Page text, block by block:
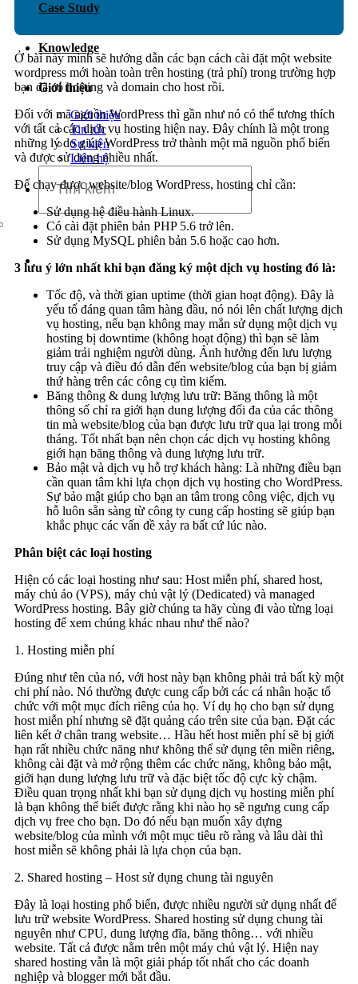
Dịch vụ chăm sóc website
Case Study
Knowledge
Giới thiệu
Giới thiệu
Tin tức
Sự kiện
Liên hệ
Ở bài này mình sẽ hướng dẫn các bạn cách cài đặt một website
wordpress mới hoàn toàn trên hosting (trả phí) trong trường hợp
bạn đã có hosting và domain cho host rồi.
Đối với mã nguồn WordPress thì gần như nó có thể tương thích
với tất cả các dịch vụ hosting hiện nay. Đây chính là một trong
những lý do giúp WordPress trở thành một mã nguồn phổ biến
và được sử dụng nhiều nhất.
Để chạy được website/blog WordPress, hosting chỉ cần:
Sử dụng hệ điều hành Linux.
Có cài đặt phiên bản PHP 5.6 trở lên.
Sử dụng MySQL phiên bản 5.6 hoặc cao hơn.
3 lưu ý lớn nhất khi bạn đăng ký một dịch vụ hosting đó là:
Tốc độ, và thời gian uptime (thời gian hoạt động). Đây là
yếu tố đáng quan tâm hàng đầu, nó nói lên chất lượng dịch
vụ hosting, nếu bạn không may mắn sử dụng một dịch vụ
hosting bị downtime (không hoạt động) thì bạn sẽ làm
giảm trải nghiệm người dùng. Ảnh hưởng đến lưu lượng
truy cập và điều đó dẫn đến website/blog của bạn bị giảm
thứ hàng trên các công cụ tìm kiếm.
Băng thông & dung lượng lưu trữ: Băng thông là một
thông số chỉ ra giới hạn dung lượng đối đa của các thông
tin mà website/blog của bạn được lưu trữ qua lại trong mỗi
tháng. Tốt nhất bạn nên chọn các dịch vụ hosting không
giới hạn băng thông và dung lượng lưu trữ.
Bảo mật và dịch vụ hỗ trợ khách hàng: Là những điều bạn
cần quan tâm khi lựa chọn dịch vụ hosting cho WordPress.
Sự bảo mật giúp cho bạn an tâm trong công việc, dịch vụ
hỗ luôn sẵn sàng từ công ty cung cấp hosting sẽ giúp bạn
khắc phục các vấn đề xảy ra bất cứ lúc nào.
Phân biệt các loại hosting
Hiện có các loại hosting như sau: Host miễn phí, shared host,
máy chủ ảo (VPS), máy chủ vật lý (Dedicated) và managed
WordPress hosting. Bây giờ chúng ta hãy cùng đi vào từng loại
hosting để xem chúng khác nhau như thế nào?
1. Hosting miễn phí
Đúng như tên của nó, với host này bạn không phải trả bất kỳ một
chi phí nào. Nó thường được cung cấp bởi các cá nhân hoặc tổ
chức với một mục đích riêng của họ. Ví dụ họ cho bạn sử dụng
host miễn phí nhưng sẽ đặt quảng cáo trên site của bạn. Đặt các
liên kết ở chân trang website… Hầu hết host miễn phí sẽ bị giới
hạn rất nhiều chức năng như không thể sử dụng tên miền riêng,
không cài đặt và mở rộng thêm các chức năng, không bảo mật,
giới hạn dung lượng lưu trữ và đặc biệt tốc độ cực kỳ chậm.
Điều quan trọng nhất khi bạn sử dụng dịch vụ hosting miễn phí
là bạn không thể biết được rằng khi nào họ sẽ ngưng cung cấp
dịch vụ free cho bạn. Do đó nếu bạn muốn xây dựng
website/blog của mình với một mục tiêu rõ ràng và lâu dài thì
host miễn sẽ không phải là lựa chọn của bạn.
2. Shared hosting – Host sử dụng chung tài nguyên
Đây là loại hosting phổ biến, được nhiều người sử dụng nhất để
lưu trữ website WordPress. Shared hosting sử dụng chung tài
nguyên như CPU, dung lượng đĩa, băng thông… với nhiều
website. Tất cả được nằm trên một máy chủ vật lý. Hiện nay
shared hosting vẫn là một giải pháp tốt nhất cho các doanh
nghiệp và blogger mới bắt đầu.